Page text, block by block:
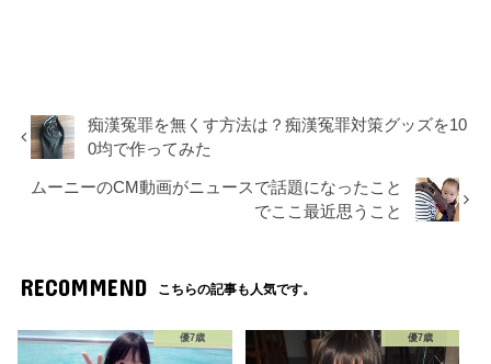
痴漢冤罪を無くす方法は？痴漢冤罪対策グッズを10
0均で作ってみた
ムーニーのCM動画がニュースで話題になったこと
でここ最近思うこと
RECOMMEND こちらの記事も人気です。
優7歳 優7歳